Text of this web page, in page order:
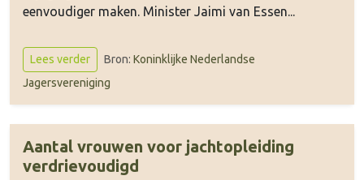
eenvoudiger maken. Minister Jaimi van Essen...
Lees verder Bron: Koninklijke Nederlandse
Jagersvereniging
Aantal vrouwen voor jachtopleiding
verdrievoudigd